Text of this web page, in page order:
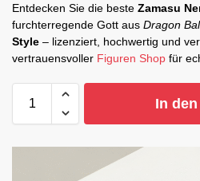
Entdecken Sie die beste Zamasu
furchterregende Gott aus Dragon
Style – lizenziert, hochwertig und
vertrauensvoller Figuren Shop für
In